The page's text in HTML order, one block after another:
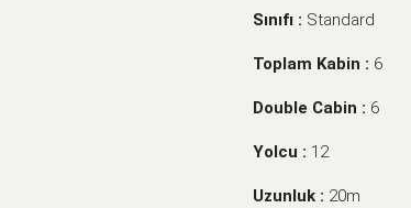
Sınıfı : Standard
Toplam Kabin : 6
Double Cabin : 6
Yolcu : 12
Uzunluk : 20m